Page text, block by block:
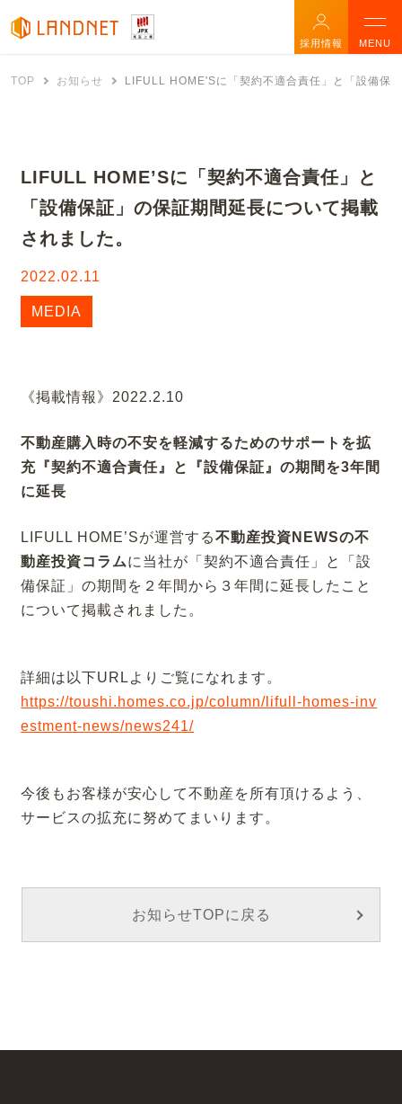
採用情報 MENU
TOP お知らせ LIFULL HOME'Sに「契約不適合責任」と「設備保
LIFULL HOME’Sに「契約不適合責任」と
「設備保証」の保証期間延長について掲載
されました。
2022.02.11
MEDIA
《掲載情報》2022.2.10
不動産購入時の不安を軽減するためのサポートを拡
充『契約不適合責任』と『設備保証』の期間を3年間
に延長
LIFULL HOME’Sが運営する不動産投資NEWSの不
動産投資コラムに当社が「契約不適合責任」と「設
備保証」の期間を２年間から３年間に延長したこと
について掲載されました。
詳細は以下URLよりご覧になれます。
https://toushi.homes.co.jp/column/lifull-homes-inv
estment-news/news241/
今後もお客様が安心して不動産を所有頂けるよう、
サービスの拡充に努めてまいります。
お知らせTOPに戻る